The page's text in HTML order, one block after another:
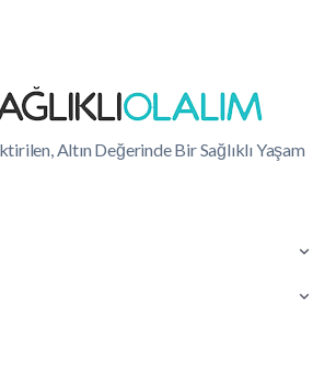
Altın Değerinde Bir Sağlıklı Yaşam